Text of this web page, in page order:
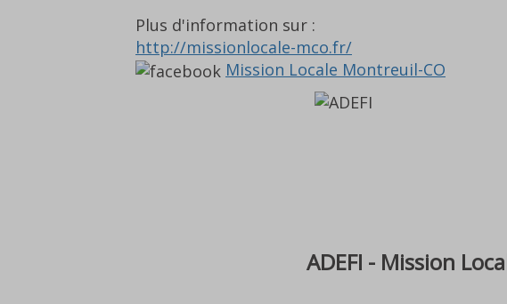
Plus d'information sur :
http://missionlocale-mco.fr/
Mission Locale Montreuil-CO
ADEFI - Mission